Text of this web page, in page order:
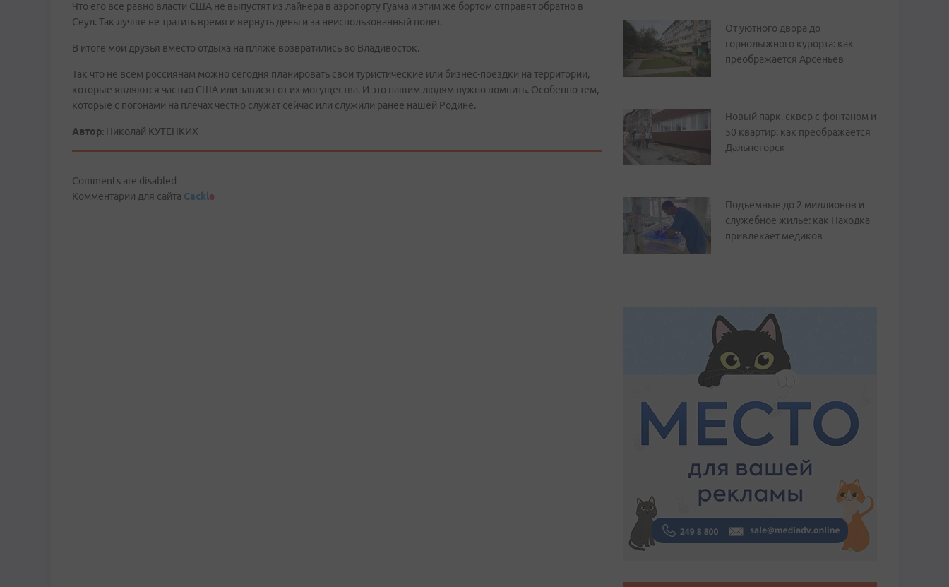
Что его все равно власти США не выпустят из лайнера в аэропорту Гуама и этим же бортом отправят обратно в
Сеул. Так лучше не тратить время и вернуть деньги за неиспользованный полет.
В итоге мои друзья вместо отдыха на пляже возвратились во Владивосток.
Так что не всем россиянам можно сегодня планировать свои туристические или бизнес-поездки на территории,
которые являются частью США или зависят от их могущества. И это нашим людям нужно помнить. Особенно тем,
которые с погонами на плечах честно служат сейчас или служили ранее нашей Родине.
Автор: Николай КУТЕНКИХ
Comments are disabled
Комментарии для сайта Cackle
От уютного двора до
горнолыжного курорта: как
преображается Арсеньев
Новый парк, сквер с фонтаном и
50 квартир: как преображается
Дальнегорск
Подъемные до 2 миллионов и
служебное жилье: как Находка
привлекает медиков